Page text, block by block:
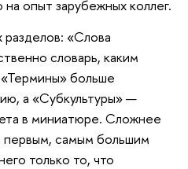
опыт зарубежных коллег.
«Слова
словарь, каким
больше
а «Субкультуры» —
в миниатюре. Сложнее
первым, самым большим
только то, что